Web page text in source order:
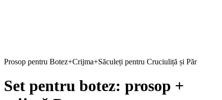
Prosop pentru Botez+Crijma+Săculeți pentru Cruciuliță și Păr
Set pentru botez: prosop +